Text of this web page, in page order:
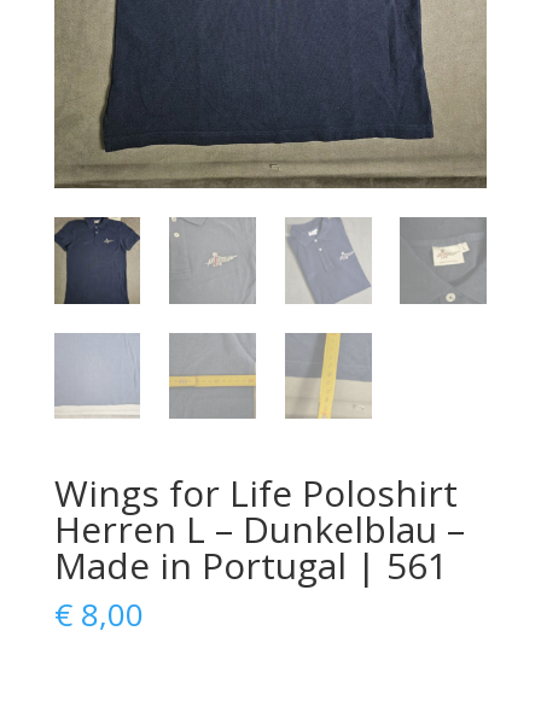
Wings for Life Poloshirt
Herren L – Dunkelblau –
Made in Portugal | 561
€8,00